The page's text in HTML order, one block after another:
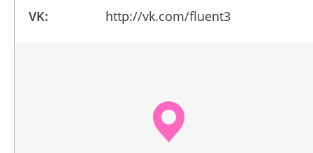
VK:
http://vk.com/fluent3